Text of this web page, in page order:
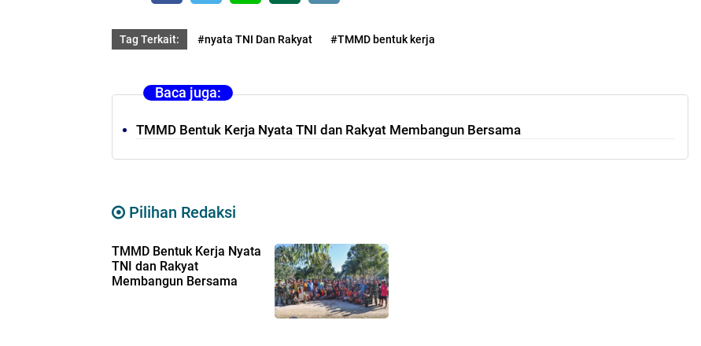
Tag Terkait: #nyata TNI Dan Rakyat #TMMD bentuk kerja
Baca juga:
TMMD Bentuk Kerja Nyata TNI dan Rakyat Membangun Bersama
Pilihan Redaksi
TMMD Bentuk Kerja Nyata
TNI dan Rakyat
Membangun Bersama